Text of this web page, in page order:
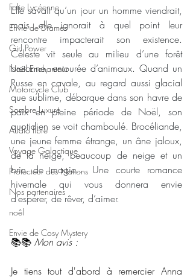
Folie Lycéenne
Envie de Drames
Girl Power
Noël Enchanteur
Motorcycle Club
Sombre Luxure
Audio libre
Voyage Galactique
Protecteur des Nations
Nos partenaires
noêl
Envie de Cosy Mystery
Elle savait qu’un jour un homme viendrait,
mais elle ignorait à quel point leur
rencontre impacterait son existence.
Céleste vit seule au milieu d’une forêt
bretonne, entourée d’animaux. Quand un
Russe en cavale, au regard aussi glacial
que sublime, débarque dans son havre de
paix en pleine période de Noël, son
quotidien se voit chamboulé. Brocéliande,
une jeune femme étrange, un âne jaloux,
de la neige, beaucoup de neige et un
brin de magie… Une courte romance
hivernale qui vous donnera envie
d’espérer, de rêver, d’aimer.
📚📚 Mon avis :
Je tiens tout d'abord à remercier Anna